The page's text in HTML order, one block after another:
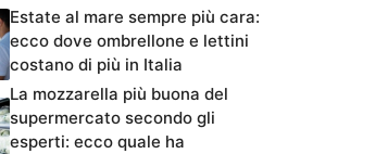
Estate al mare sempre più cara:
ecco dove ombrellone e lettini
costano di più in Italia
La mozzarella più buona del
supermercato secondo gli
esperti: ecco quale ha